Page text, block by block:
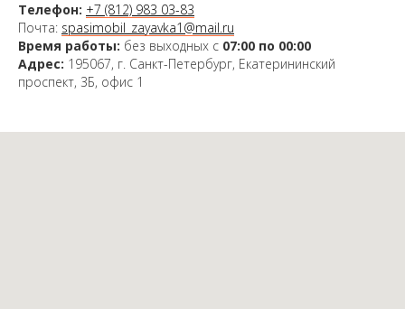
Телефон: +7 (812) 983 03-83
Почта: spasimobil_zayavka1@mail.ru
Время работы: без выходных с 07:00 по 00:00
Адрес: 195067, г. Санкт-Петербург, Екатерининский
проспект, 3Б, офис 1